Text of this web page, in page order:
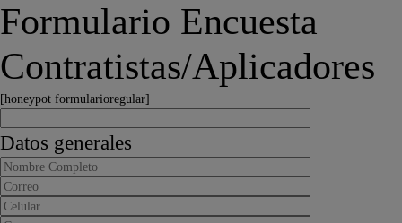
Formulario Encuesta
Contratistas/Aplicadores
[honeypot formularioregular]
Datos generales